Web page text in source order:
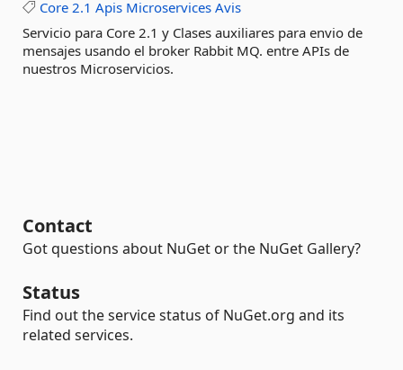
Core 2.1 Apis Microservices Avis
Servicio para Core 2.1 y Clases auxiliares para envio de
mensajes usando el broker Rabbit MQ. entre APIs de
nuestros Microservicios.
Contact
Got questions about NuGet or the NuGet Gallery?
Status
Find out the service status of NuGet.org and its
related services.